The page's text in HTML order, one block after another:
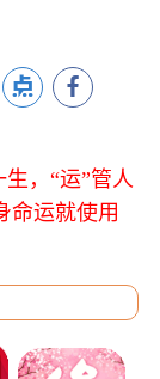
，“运”管人
命运就使用